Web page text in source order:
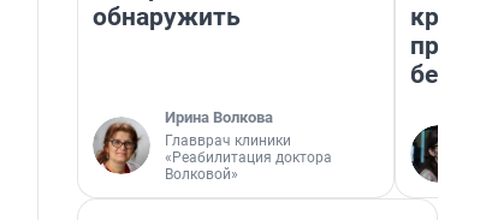
обнаружить
Ирина Волкова
Главврач клиники
«Реабилитация доктора
Волковой»